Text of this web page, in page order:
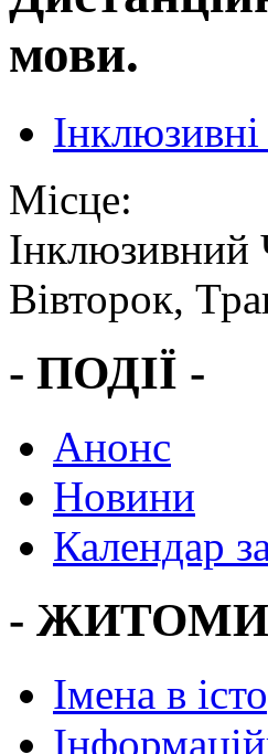
мови.
Місце:
Інклюзивний
Вівторок,
- ПОДІЇ -
Анонс
Новини
Календар
-
Імена в